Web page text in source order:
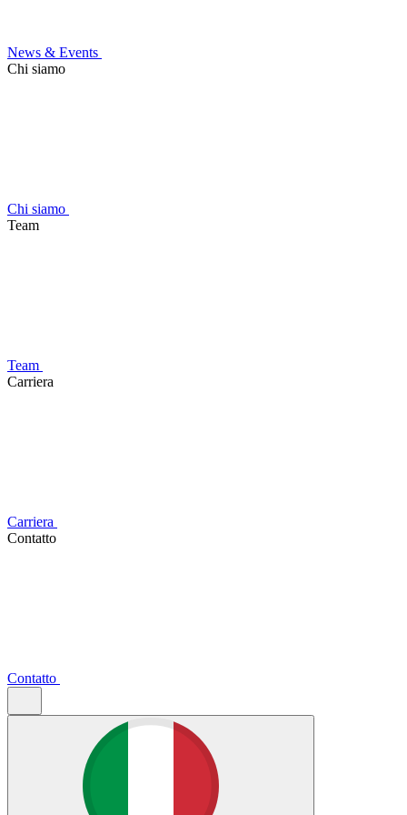
News & Events
Chi siamo
Chi siamo
Team
Team
Carriera
Carriera
Contatto
Contatto